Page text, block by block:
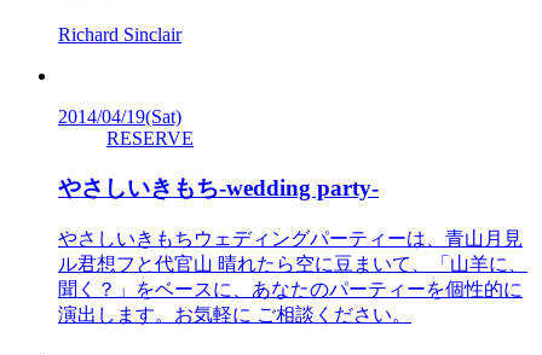
Richard Sinclair
2014/04/19(Sat)
RESERVE
やさしいきもち-wedding party-
やさしいきもちウェディングパーティーは、青山月見
ル君想フと代官山 晴れたら空に豆まいて、「山羊に、
聞く？」をベースに、あなたのパーティーを個性的に
演出します。お気軽に ご相談ください。